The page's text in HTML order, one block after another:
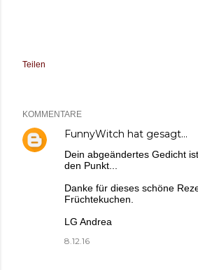
Teilen
KOMMENTARE
FunnyWitch hat gesagt…
Dein abgeändertes Gedicht
den Punkt...
Danke für dieses schöne
Früchtekuchen.
LG Andrea
8.12.16